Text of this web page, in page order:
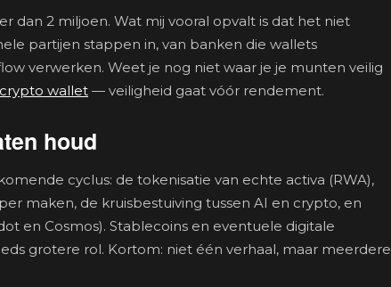
dan 2 miljoen. Wat mij vooral opvalt is dat het niet
partijen stappen in, van banken die wallets
verwerken. Weet je nog niet waar je je munten veilig
wallet — veiligheid gaat vóór rendement.
houd
cyclus: de tokenisatie van echte activa (RWA),
maken, de kruisbestuiving tussen AI en crypto, en
en Cosmos). Stablecoins en eventuele digitale
grotere rol. Kortom: niet één verhaal, maar meerdere